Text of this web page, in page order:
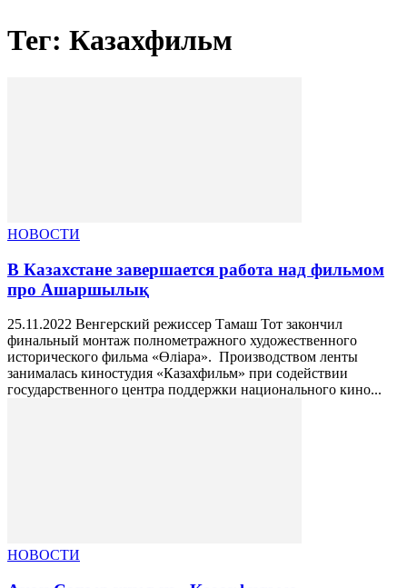
Тег: Казахфильм
НОВОСТИ
В Казахстане завершается работа над фильмом
про Ашаршылық
25.11.2022 Венгерский режиссер Тамаш Тот закончил
финальный монтаж полнометражного художественного
исторического фильма «Өліара». Производством ленты
занималась киностудия «Казахфильм» при содействии
государственного центра поддержки национального кино...
НОВОСТИ